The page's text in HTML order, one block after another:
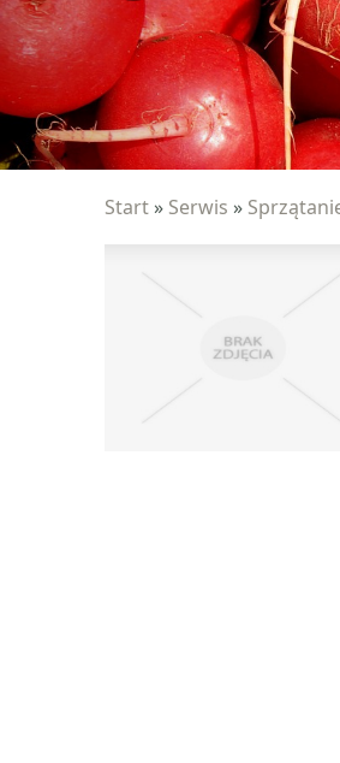
Start » Serwis »